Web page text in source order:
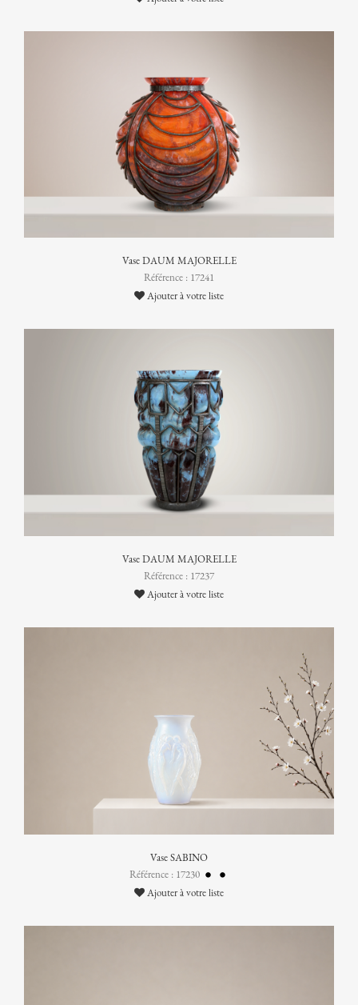
Vase DAUM MAJORELLE
Référence : 17241
Ajouter à votre liste
Vase DAUM MAJORELLE
Référence : 17237
Ajouter à votre liste
Vase SABINO
Référence : 17230
Ajouter à votre liste